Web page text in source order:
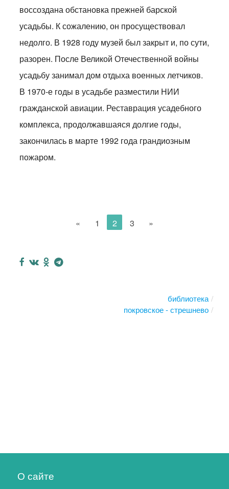
воссоздана обстановка прежней барской
усадьбы. К сожалению, он просуществовал
недолго. В 1928 году музей был закрыт и, по сути,
разорен. После Великой Отечественной войны
усадьбу занимал дом отдыха военных летчиков.
В 1970-е годы в усадьбе разместили НИИ
гражданской авиации. Реставрация усадебного
комплекса, продолжавшаяся долгие годы,
закончилась в марте 1992 года грандиозным
пожаром.
« 1 2 3 »
библиотека
покровское - стрешнево
О сайте